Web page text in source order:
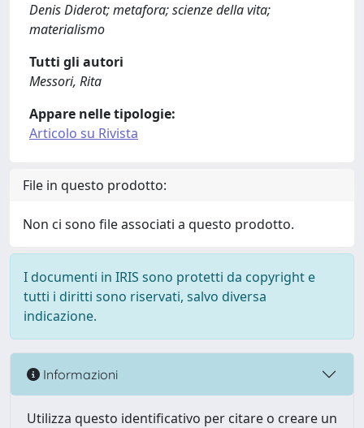
Denis Diderot; metafora; scienze della vita;
materialismo
Tutti gli autori
Messori, Rita
Appare nelle tipologie:
Articolo su Rivista
File in questo prodotto:
Non ci sono file associati a questo prodotto.
I documenti in IRIS sono protetti da copyright e
tutti i diritti sono riservati, salvo diversa
indicazione.
Informazioni
Utilizza questo identificativo per citare o creare un